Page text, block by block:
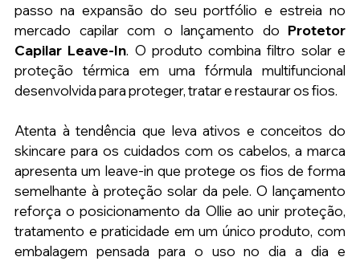
passo na expansão do seu portfólio e estreia no
mercado capilar com o lançamento do Protetor
Capilar Leave-In. O produto combina filtro solar e
proteção térmica em uma fórmula multifuncional
desenvolvida para proteger, tratar e restaurar os fios.
Atenta à tendência que leva ativos e conceitos do
skincare para os cuidados com os cabelos, a marca
apresenta um leave-in que protege os fios de forma
semelhante à proteção solar da pele. O lançamento
reforça o posicionamento da Ollie ao unir proteção,
tratamento e praticidade em um único produto, com
embalagem pensada para o uso no dia a dia e